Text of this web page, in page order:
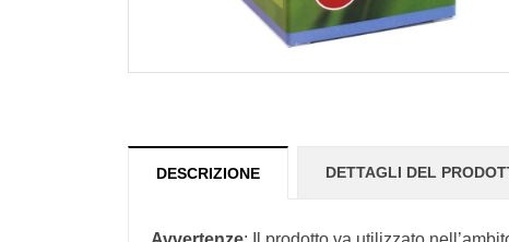
DESCRIZIONE DETTAGLI DEL